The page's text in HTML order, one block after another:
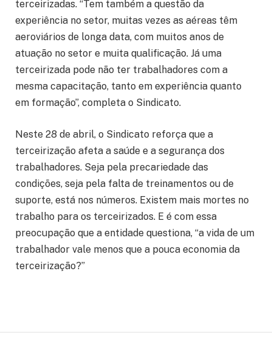
terceirizadas. “Tem também a questão da
experiência no setor, muitas vezes as aéreas têm
aeroviários de longa data, com muitos anos de
atuação no setor e muita qualificação. Já uma
terceirizada pode não ter trabalhadores com a
mesma capacitação, tanto em experiência quanto
em formação”, completa o Sindicato.
Neste 28 de abril, o Sindicato reforça que a
terceirização afeta a saúde e a segurança dos
trabalhadores. Seja pela precariedade das
condições, seja pela falta de treinamentos ou de
suporte, está nos números. Existem mais mortes no
trabalho para os terceirizados. E é com essa
preocupação que a entidade questiona, “a vida de um
trabalhador vale menos que a pouca economia da
terceirização?”